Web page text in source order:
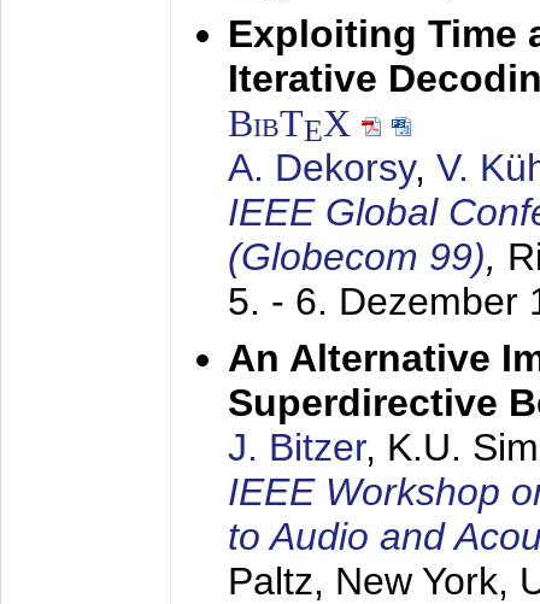
Exploiting Time
Iterative
BibTEX
A. Dekorsy, V.
IEEE Global
(Globecom 99),
5. - 6. Dezember
An Alternative
Superdirective
J. Bitzer, K.U.
IEEE Workshop
to Audio and
Paltz, New York,